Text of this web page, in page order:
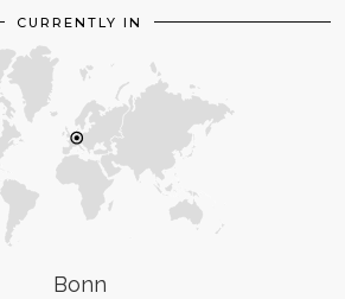
CURRENTLY IN
Bonn